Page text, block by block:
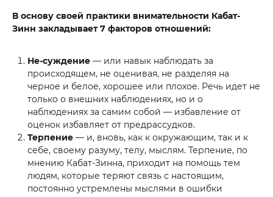
В основу своей практики внимательности Кабат-
Зинн закладывает 7 факторов отношений:
Не-суждение — или навык наблюдать за
происходящем, не оценивая, не разделяя на
черное и белое, хорошее или плохое. Речь идет не
только о внешних наблюдениях, но и о
наблюдениях за самим собой — избавление от
оценок избавляет от предрассудков.
Терпение — и, вновь, как к окружающим, так и к
себе, своему разуму, телу, мыслям. Терпение, по
мнению Кабат-Зинна, приходит на помощь тем
людям, которые теряют связь с настоящим,
постоянно устремлены мыслями в ошибки